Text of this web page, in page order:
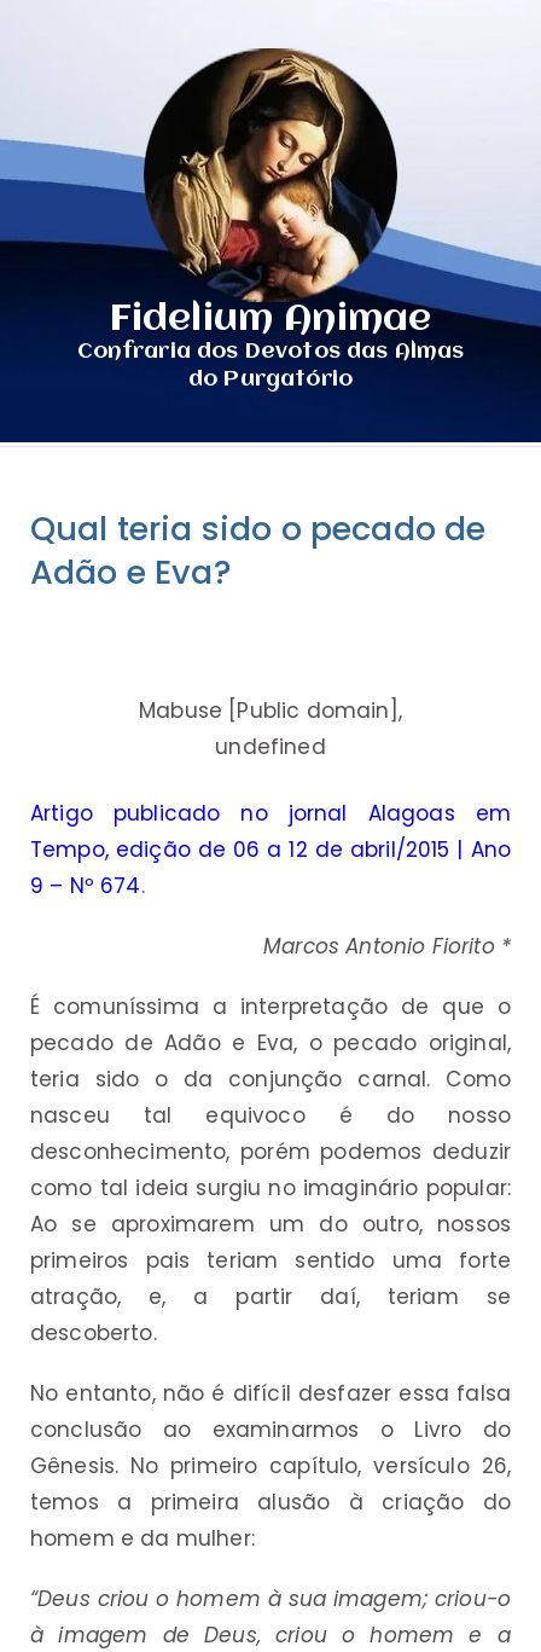
Fidelium Animae
Confraria dos Devotos das Almas
do Purgatório
Qual teria sido o pecado de
Adão e Eva?
Mabuse [Public domain],
undefined
Artigo publicado no jornal Alagoas em
Tempo, edição de 06 a 12 de abril/2015 | Ano
9 – Nº 674.
Marcos Antonio Fiorito *
É comuníssima a interpretação de que o
pecado de Adão e Eva, o pecado original,
teria sido o da conjunção carnal. Como
nasceu tal equivoco é do nosso
desconhecimento, porém podemos deduzir
como tal ideia surgiu no imaginário popular:
Ao se aproximarem um do outro, nossos
primeiros pais teriam sentido uma forte
atração, e, a partir daí, teriam se
descoberto.
No entanto, não é difícil desfazer essa falsa
conclusão ao examinarmos o Livro do
Gênesis. No primeiro capítulo, versículo 26,
temos a primeira alusão à criação do
homem e da mulher:
“Deus criou o homem à sua imagem; criou-o
à imagem de Deus, criou o homem e a